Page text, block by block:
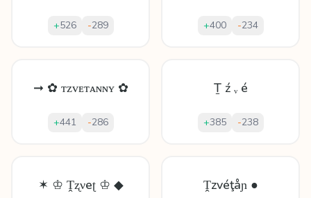
+526 -289 +400 -234
➞ ✿ ᴛᴢᴠᴇᴛᴀɴɴʏ ✿
+441 -286
Ṯ ź ᵥ é
+385 -238
✶ ♔ Ṱʐνeʈ ♔ ◆ Ṱzvéţåɲ ●